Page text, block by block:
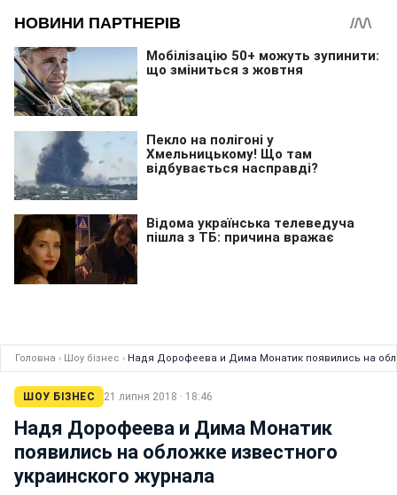
Головна › Шоу бізнес › Надя Дорофеева и Дима Монатик появились на
ШОУ БІЗНЕС 21 липня 2018 · 18:46
Надя Дорофеева и Дима Монатик
появились на обложке известного
украинского журнала